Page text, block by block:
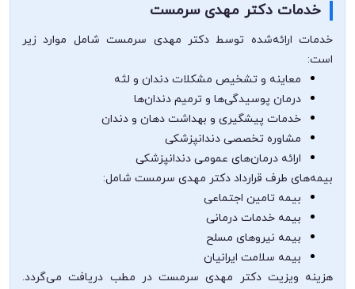
خدمات دکتر مهدی سرمست
خدمات ارائه‌شده توسط دکتر مهدی سرمست شامل موارد زیر
است:
معاینه و تشخیص مشکلات دندان و لثه
درمان پوسیدگی‌ها و ترمیم دندان‌ها
خدمات پیشگیری و بهداشت دهان و دندان
مشاوره تخصصی دندانپزشکی
ارائه درمان‌های عمومی دندانپزشکی
بیمه‌های طرف قرارداد دکتر مهدی سرمست شامل:
بیمه تامین اجتماعی
بیمه خدمات درمانی
بیمه نیروهای مسلح
بیمه سلامت ایرانیان
هزینه ویزیت دکتر مهدی سرمست در مطب دریافت می‌گردد.